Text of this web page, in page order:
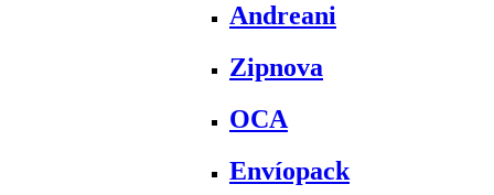
Andreani
Zipnova
OCA
Envíopack